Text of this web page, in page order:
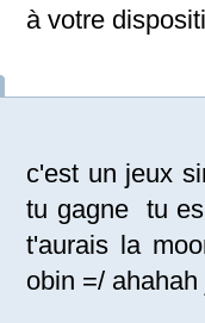
à votre
c'est un jeux
tu gagne tu
t'aurais la
obin =/